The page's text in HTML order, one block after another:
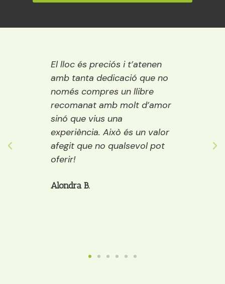
El lloc és preciós i t’atenen
amb tanta dedicació que no
només compres un llibre
recomanat amb molt d’amor
sinó que vius una
experiència. Això és un valor
afegit que no qualsevol pot
oferir!
Alondra B.